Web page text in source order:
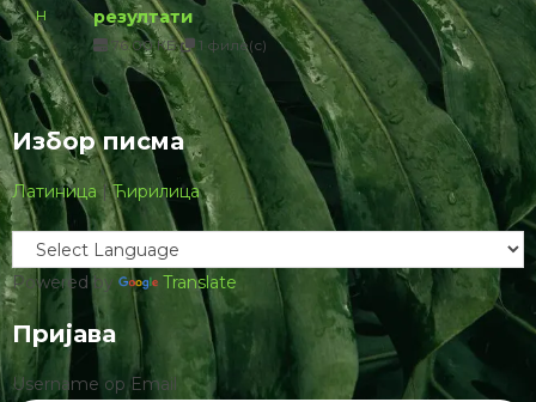
резултати
76.00 КБ 1 филе(с)
Избор писма
Латиница|Ћирилица
Powered by Translate
Пријава
Username ор Email